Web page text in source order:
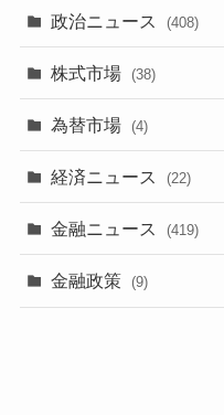
政治ニュース (408)
株式市場 (38)
為替市場 (4)
経済ニュース (22)
金融ニュース (419)
金融政策 (9)